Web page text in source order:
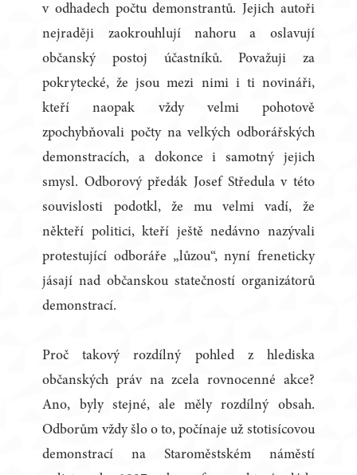
v odhadech počtu demonstrantů. Jejich autoři
nejraději zaokrouhlují nahoru a oslavují
občanský postoj účastníků. Považuji za
pokrytecké, že jsou mezi nimi i ti novináři,
kteří naopak vždy velmi pohotově
zpochybňovali počty na velkých odborářských
demonstracích, a dokonce i samotný jejich
smysl. Odborový předák Josef Středula v této
souvislosti podotkl, že mu velmi vadí, že
někteří politici, kteří ještě nedávno nazývali
protestující odboráře „lůzou“, nyní freneticky
jásají nad občanskou statečností organizátorů
demonstrací.
Proč takový rozdílný pohled z hlediska
občanských práv na zcela rovnocenné akce?
Ano, byly stejné, ale měly rozdílný obsah.
Odborům vždy šlo o to, počínaje už stotisícovou
demonstrací na Staroměstském náměstí